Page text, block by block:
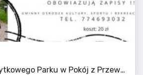
Zwiedzanie Zabytkowego Parku w Pokój z Przewodnikiem